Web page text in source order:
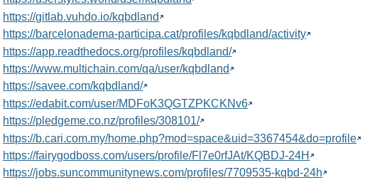
https://gitlab.vuhdo.io/kqbdland
https://barcelonadema-participa.cat/profiles/kqbdland/activity
https://app.readthedocs.org/profiles/kqbdland/
https://www.multichain.com/qa/user/kqbdland
https://savee.com/kqbdland/
https://edabit.com/user/MDFoK3QGTZPKCKNv6
https://pledgeme.co.nz/profiles/308101/
https://b.cari.com.my/home.php?mod=space&uid=3367454&do=profile
https://fairygodboss.com/users/profile/Fl7e0rfJAt/KQBDJ-24H
https://jobs.suncommunitynews.com/profiles/7709535-kqbd-24h